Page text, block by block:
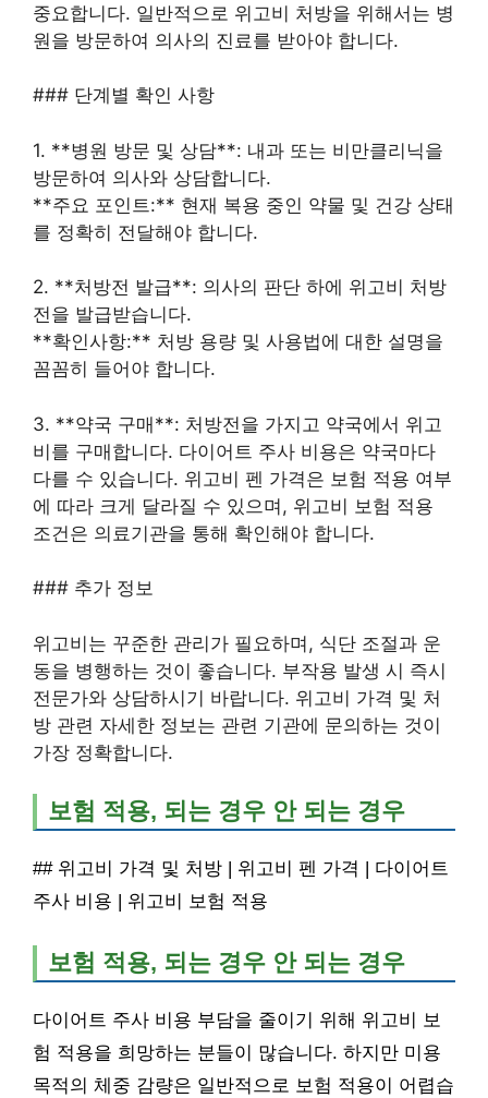
중요합니다. 일반적으로 위고비 처방을 위해서는 병
원을 방문하여 의사의 진료를 받아야 합니다.
### 단계별 확인 사항
1. **병원 방문 및 상담**: 내과 또는 비만클리닉을
방문하여 의사와 상담합니다.
**주요 포인트:** 현재 복용 중인 약물 및 건강 상태
를 정확히 전달해야 합니다.
2. **처방전 발급**: 의사의 판단 하에 위고비 처방
전을 발급받습니다.
**확인사항:** 처방 용량 및 사용법에 대한 설명을
꼼꼼히 들어야 합니다.
3. **약국 구매**: 처방전을 가지고 약국에서 위고
비를 구매합니다. 다이어트 주사 비용은 약국마다
다를 수 있습니다. 위고비 펜 가격은 보험 적용 여부
에 따라 크게 달라질 수 있으며, 위고비 보험 적용
조건은 의료기관을 통해 확인해야 합니다.
### 추가 정보
위고비는 꾸준한 관리가 필요하며, 식단 조절과 운
동을 병행하는 것이 좋습니다. 부작용 발생 시 즉시
전문가와 상담하시기 바랍니다. 위고비 가격 및 처
방 관련 자세한 정보는 관련 기관에 문의하는 것이
가장 정확합니다.
보험 적용, 되는 경우 안 되는 경우
## 위고비 가격 및 처방 | 위고비 펜 가격 | 다이어트
주사 비용 | 위고비 보험 적용
보험 적용, 되는 경우 안 되는 경우
다이어트 주사 비용 부담을 줄이기 위해 위고비 보
험 적용을 희망하는 분들이 많습니다. 하지만 미용
목적의 체중 감량은 일반적으로 보험 적용이 어렵습